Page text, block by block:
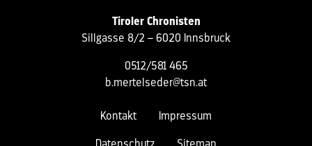
Tiroler Chronisten
Sillgasse 8/2 – 6020 Innsbruck
0512/581 465
b.mertelseder@tsn.at
Kontakt Impressum